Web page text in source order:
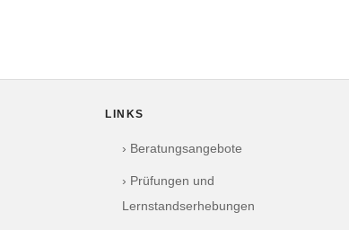
LINKS
› Beratungsangebote
› Prüfungen und
Lernstandserhebungen